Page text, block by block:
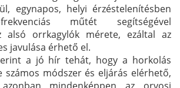
egynapos, helyi érzéstelenítésben
műtét segítségével
alsó orrkagylók mérete, ezáltal az
javulása érhető el.
a jó hír tehát, hogy a horkolás
számos módszer és eljárás elérhető,